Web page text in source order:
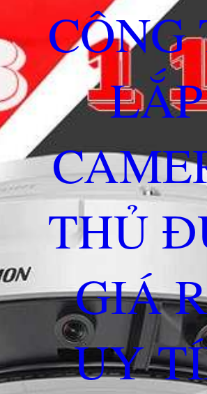
CÔNG
LẮP
THỦ
GIÁ
UY